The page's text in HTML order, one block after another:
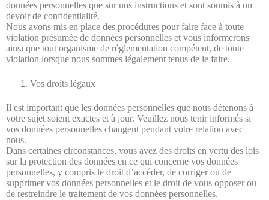
données personnelles que sur nos instructions et sont soumis à un
devoir de confidentialité.
Nous avons mis en place des procédures pour faire face à toute
violation présumée de données personnelles et vous informerons
ainsi que tout organisme de réglementation compétent, de toute
violation lorsque nous sommes légalement tenus de le faire.
Vos droits légaux
Il est important que les données personnelles que nous détenons à
votre sujet soient exactes et à jour. Veuillez nous tenir informés si
vos données personnelles changent pendant votre relation avec
nous.
Dans certaines circonstances, vous avez des droits en vertu des lois
sur la protection des données en ce qui concerne vos données
personnelles, y compris le droit d’accéder, de corriger ou de
supprimer vos données personnelles et le droit de vous opposer ou
de restreindre le traitement de vos données personnelles.